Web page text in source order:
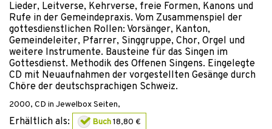
Lieder, Leitverse, Kehrverse, freie Formen, Kanons und
Rufe in der Gemeindepraxis. Vom Zusammenspiel der
gottesdienstlichen Rollen: Vorsänger, Kanton,
Gemeindeleiter, Pfarrer, Singgruppe, Chor, Orgel und
weitere Instrumente. Bausteine für das Singen im
Gottesdienst. Methodik des Offenen Singens. Eingelegte
CD mit Neuaufnahmen der vorgestellten Gesänge durch
Chöre der deutschsprachigen Schweiz.
2000, CD in JewelboxSeiten,
Erhältlich als: Buch18,80 €